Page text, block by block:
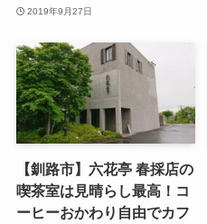
2019年9月27日
【釧路市】六花亭 春採店の
喫茶室は見晴らし最高！コ
ーヒーおかわり自由でカフ